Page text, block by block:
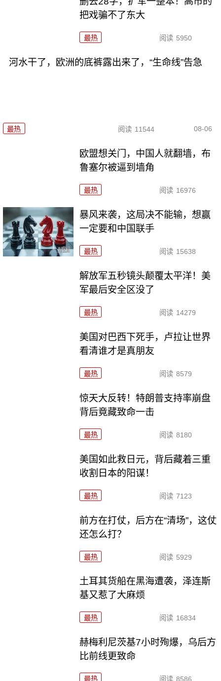
把戏骗不了东大
最热 阅读 5950
河水干了，欧洲的底裤露出来了，“生命线”告急
最热 阅读 11544 08-06
欧盟想关门，中国人就翻墙，布
鲁塞尔被逼到墙角
最热 阅读 16976
暴风来袭，这局决不能输，想赢
一定要和中国联手
最热 阅读 15638
解放军五秒镜头颠覆太平洋！美
军最后安全区没了
最热 阅读 14279
美国对巴西下死手，卢拉让世界
看清谁才是真朋友
最热 阅读 8579
惊天大反转！特朗普支持率崩盘
背后竟藏致命一击
最热 阅读 8180
美国如此救日元，背后藏着三重
收割日本的阳谋！
最热 阅读 7123
前方在打仗，后方在“清场”，这仗
还怎么打？
最热 阅读 5929
土耳其货船在黑海遭袭，泽连斯
基又惹了大麻烦
最热 阅读 16834
赫梅利尼茨基7小时殉爆，乌后方
比前线更致命
最热 阅读 8586